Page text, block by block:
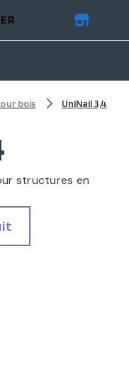
bois UniNail 3,4
structures en